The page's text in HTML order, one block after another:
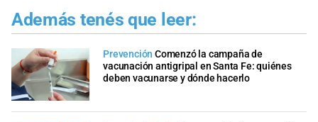
Además tenés que leer:
Prevención Comenzó la campaña de
vacunación antigripal en Santa Fe: quiénes
deben vacunarse y dónde hacerlo